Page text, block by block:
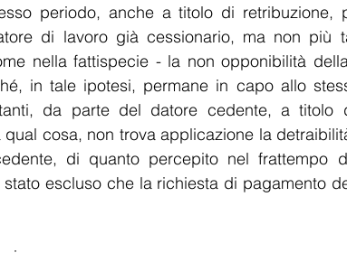
periodo, anche a titolo di retribuzione,
di lavoro già cessionario, ma non più
nella fattispecie - la non opponibilità
in tale ipotesi, permane in capo allo
da parte del datore cedente, a titolo
qual cosa, non trova applicazione la
di quanto percepito nel frattempo
escluso che la richiesta di pagamento